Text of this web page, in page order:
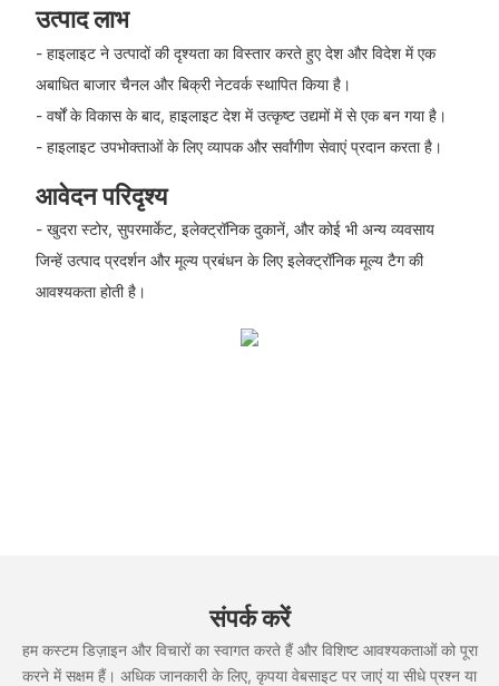
उत्पाद लाभ
- हाइलाइट ने उत्पादों की दृश्यता का विस्तार करते हुए देश और विदेश में एक
अबाधित बाजार चैनल और बिक्री नेटवर्क स्थापित किया है।
- वर्षों के विकास के बाद, हाइलाइट देश में उत्कृष्ट उद्यमों में से एक बन गया है।
- हाइलाइट उपभोक्ताओं के लिए व्यापक और सर्वांगीण सेवाएं प्रदान करता है।
आवेदन परिदृश्य
- खुदरा स्टोर, सुपरमार्केट, इलेक्ट्रॉनिक दुकानें, और कोई भी अन्य व्यवसाय
जिन्हें उत्पाद प्रदर्शन और मूल्य प्रबंधन के लिए इलेक्ट्रॉनिक मूल्य टैग की
आवश्यकता होती है।
संपर्क करें
हम कस्टम डिज़ाइन और विचारों का स्वागत करते हैं और विशिष्ट आवश्यकताओं को पूरा
करने में सक्षम हैं। अधिक जानकारी के लिए, कृपया वेबसाइट पर जाएं या सीधे प्रश्न या